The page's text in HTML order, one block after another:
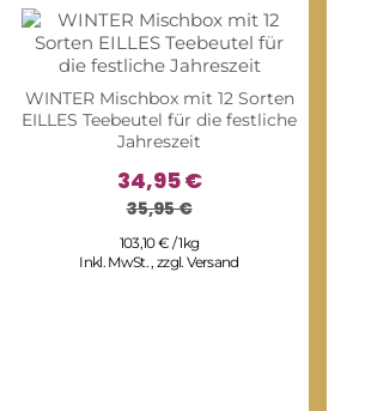
WINTER Mischbox mit 12 Sorten
EILLES Teebeutel für die festliche
Jahreszeit
34,95 €
35,95 €
103,10 € / 1kg
Inkl. MwSt.,zzgl.Versand